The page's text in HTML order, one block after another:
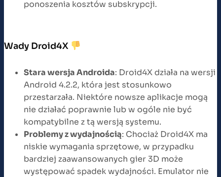
ponoszenia kosztów subskrypcji.
Wady Droid4X
Stara wersja Androida: Droid4X działa na wersji
Android 4.2.2, która jest stosunkowo
przestarzała. Niektóre nowsze aplikacje mogą
nie działać poprawnie lub w ogóle nie być
kompatybilne z tą wersją systemu.
Problemy z wydajnością: Chociaż Droid4X ma
niskie wymagania sprzętowe, w przypadku
bardziej zaawansowanych gier 3D może
występować spadek wydajności. Emulator nie